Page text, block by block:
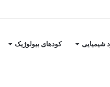
شیمیایی کودهای بیولوژیک